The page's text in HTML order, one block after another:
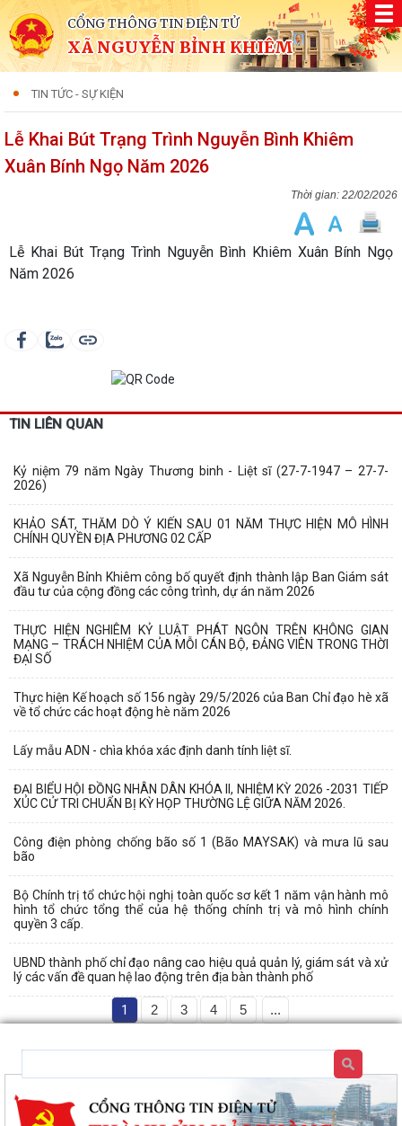
CỔNG THÔNG TIN ĐIỆN TỬ
XÃ NGUYỄN BỈNH KHIÊM
TIN TỨC - SỰ KIỆN
Lễ Khai Bút Trạng Trình Nguyễn Bình Khiêm
Xuân Bính Ngọ Năm 2026
22/02/2026
Lễ Khai Bút Trạng Trình Nguyễn Bình Khiêm Xuân Bính Ngọ
Năm 2026
TIN LIÊN QUAN
Kỷ niệm 79 năm Ngày Thương binh - Liệt sĩ (27-7-1947 – 27-7-
2026)
KHẢO SÁT, THĂM DÒ Ý KIẾN SAU 01 NĂM THỰC HIỆN MÔ HÌNH
CHÍNH QUYỀN ĐỊA PHƯƠNG 02 CẤP
Xã Nguyễn Bỉnh Khiêm công bố quyết định thành lập Ban Giám sát
đầu tư của cộng đồng các công trình, dự án năm 2026
THỰC HIỆN NGHIÊM KỶ LUẬT PHÁT NGÔN TRÊN KHÔNG GIAN
MẠNG – TRÁCH NHIỆM CỦA MỖI CÁN BỘ, ĐẢNG VIÊN TRONG THỜI
ĐẠI SỐ
Thực hiện Kế hoạch số 156 ngày 29/5/2026 của Ban Chỉ đạo hè xã
về tổ chức các hoạt động hè năm 2026
Lấy mẫu ADN - chìa khóa xác định danh tính liệt sĩ.
ĐẠI BIỂU HỘI ĐỒNG NHÂN DÂN KHÓA II, NHIỆM KỲ 2026 -2031 TIẾP
XÚC CỬ TRI CHUẨN BỊ KỲ HỌP THƯỜNG LỆ GIỮA NĂM 2026.
Công điện phòng chống bão số 1 (Bão MAYSAK) và mưa lũ sau
bão
Bộ Chính trị tổ chức hội nghị toàn quốc sơ kết 1 năm vận hành mô
hình tổ chức tổng thể của hệ thống chính trị và mô hình chính
quyền 3 cấp.
UBND thành phố chỉ đạo nâng cao hiệu quả quản lý, giám sát và xử
lý các vấn đề quan hệ lao động trên địa bàn thành phố
1 2 3 4 5 ...